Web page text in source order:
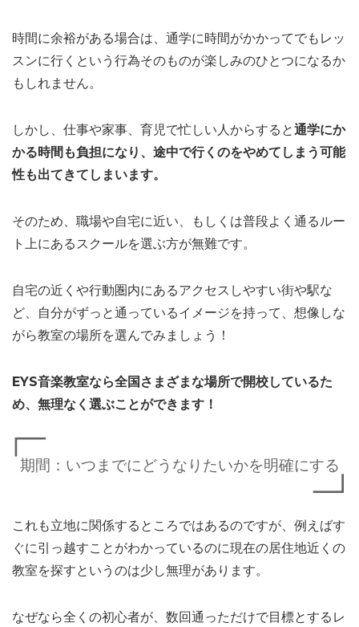
時間に余裕がある場合は、通学に時間がかかってでもレッ
スンに行くという行為そのものが楽しみのひとつになるか
もしれません。
しかし、仕事や家事、育児で忙しい人からすると通学にか
かる時間も負担になり、途中で行くのをやめてしまう可能
性も出てきてしまいます。
そのため、職場や自宅に近い、もしくは普段よく通るルー
ト上にあるスクールを選ぶ方が無難です。
自宅の近くや行動圏内にあるアクセスしやすい街や駅な
ど、自分がずっと通っているイメージを持って、想像しな
がら教室の場所を選んでみましょう！
EYS音楽教室なら全国さまざまな場所で開校しているた
め、無理なく選ぶことができます！
期間：いつまでにどうなりたいかを明確にする
これも立地に関係するところではあるのですが、例えばす
ぐに引っ越すことがわかっているのに現在の居住地近くの
教室を探すというのは少し無理があります。
なぜなら全くの初心者が、数回通っただけで目標とするレ